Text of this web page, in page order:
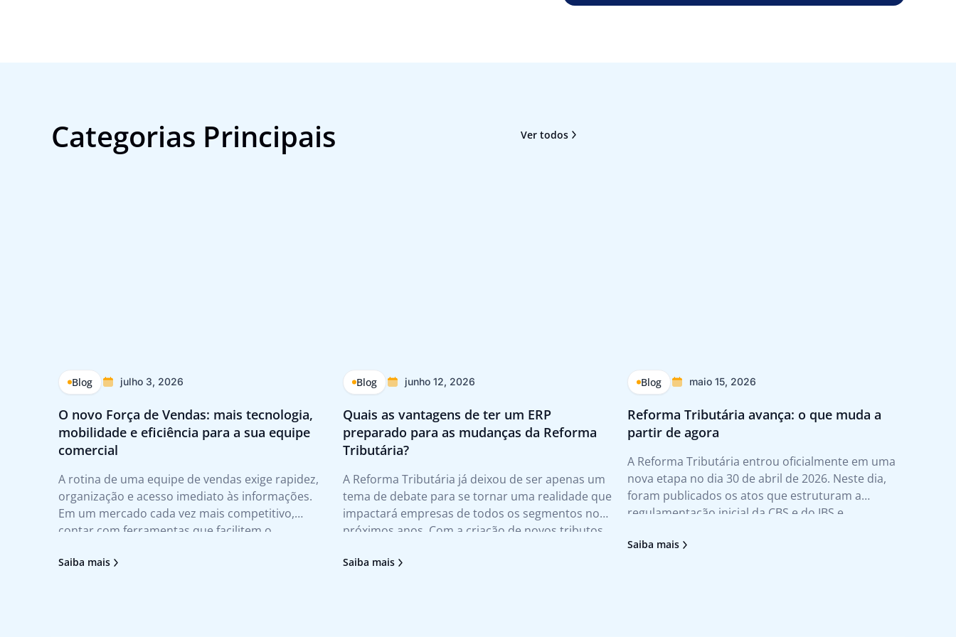
Ver todos
Categorias Principais
Blog julho 3, 2026
O novo Força de Vendas: mais tecnologia,
mobilidade e eficiência para a sua equipe
comercial
A rotina de uma equipe de vendas exige rapidez,
organização e acesso imediato às informações.
Em um mercado cada vez mais competitivo,
contar com ferramentas que facilitem o
decisão deixou de ser um diferencial para se
Saiba mais
Blog junho 12, 2026
Quais as vantagens de ter um ERP
preparado para as mudanças da Reforma
Tributária?
A Reforma Tributária já deixou de ser apenas um
tema de debate para se tornar uma realidade que
impactará empresas de todos os segmentos nos
próximos anos. Com a criação de novos tributos,
exigências fiscais, as organizações precisarão
Saiba mais
Blog maio 15, 2026
Reforma Tributária avança: o que muda a
partir de agora
A Reforma Tributária entrou oficialmente em uma
nova etapa no dia 30 de abril de 2026. Neste dia,
foram publicados os atos que estruturam a
regulamentação inicial da CBS e do IBS e
entre os dois tributos. Na prática, esse
Saiba mais